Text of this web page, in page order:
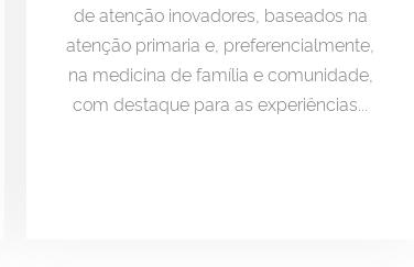
de atenção inovadores, baseados na
atenção primaria e, preferencialmente,
na medicina de família e comunidade,
com destaque para as experiências...